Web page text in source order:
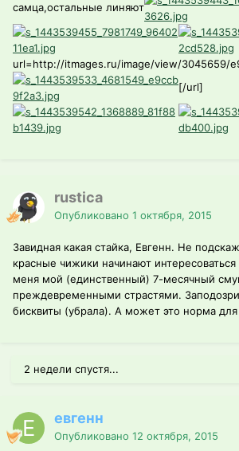
самца,остальные линяют
url=http://itmages.ru/image/view/3045659/
[/url]
rustica
Опубликовано 1 октября, 2015
Завидная какая стайка, Евгенн. Не
красные чижики начинают
меня мой (единственный) 7-месячный
преждевременными страстями.
бисквиты (убрала). А может это норма для
2 недели спустя...
евгенн
Опубликовано 12 октября, 2015